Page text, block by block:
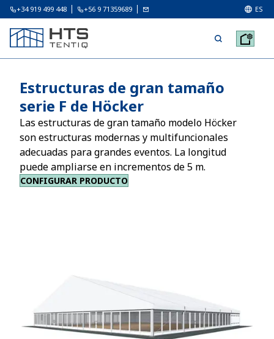
+34 919 499 448 +56 9 71359689 ES
Estructuras de gran tamaño
serie F de Höcker
Las estructuras de gran tamaño modelo Höcker
son estructuras modernas y multifuncionales
adecuadas para grandes eventos. La longitud
puede ampliarse en incrementos de 5 m.
CONFIGURAR PRODUCTO